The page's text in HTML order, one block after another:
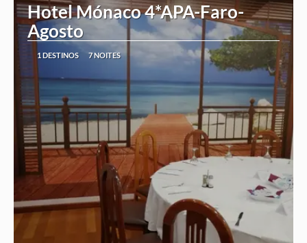
Hotel Mónaco 4*APA-Faro-
Agosto
1 DESTINOS 7 NOITES